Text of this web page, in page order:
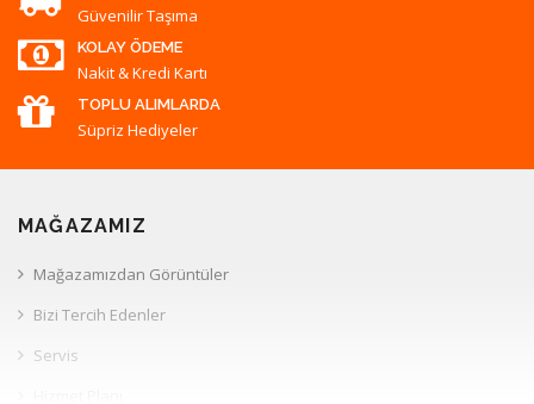
Güvenilir Taşıma
KOLAY ÖDEME
Nakit & Kredi Kartı
TOPLU ALIMLARDA
Süpriz Hediyeler
MAĞAZAMIZ
Mağazamızdan Görüntüler
Bizi Tercih Edenler
Servis